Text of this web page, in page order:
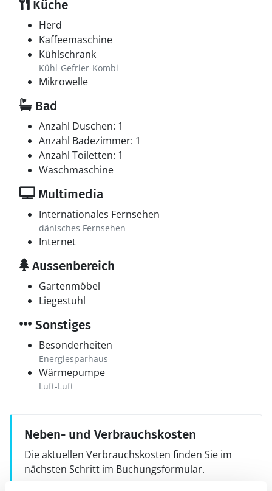
Küche
Herd
Kaffeemaschine
Kühlschrank
Kühl-Gefrier-Kombi
Mikrowelle
Bad
Anzahl Duschen: 1
Anzahl Badezimmer: 1
Anzahl Toiletten: 1
Waschmaschine
Multimedia
Internationales Fernsehen
dänisches Fernsehen
Internet
Aussenbereich
Gartenmöbel
Liegestuhl
Sonstiges
Besonderheiten
Energiesparhaus
Wärmepumpe
Luft-Luft
Neben- und Verbrauchskosten
Die aktuellen Verbrauchskosten finden Sie im
nächsten Schritt im Buchungsformular.